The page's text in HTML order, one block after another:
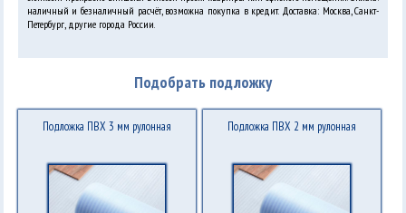
наличный и безналичный расчёт, возможна покупка в кредит. Доставка: Москва, Санкт-
Петербург, другие города России.
Подобрать подложку
Подложка ПВХ 3 мм рулонная Подложка ПВХ 2 мм рулонная